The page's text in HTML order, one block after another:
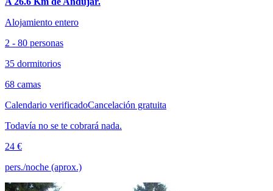
Alojamiento entero
2 - 80 personas
35 dormitorios
68 camas
Calendario verificadoCancelación gratuita
Todavía no se te cobrará nada.
24 €
pers./noche (aprox.)